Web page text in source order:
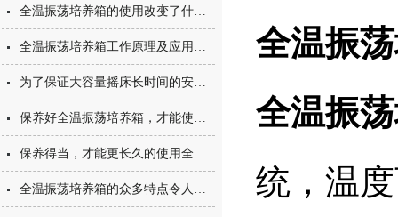
全温振荡培养箱的使用改变了什么？
全温振荡培养箱工作原理及应用范围
为了保证大容量摇床长时间的安全使用，适当的维护工作可少不了
保养好全温振荡培养箱，才能使它一直保持一个良好的工作状态
保养得当，才能更长久的使用全温振荡培养箱
全温振荡培养箱的众多特点令人眼花缭乱
全温振
全温振
统，温